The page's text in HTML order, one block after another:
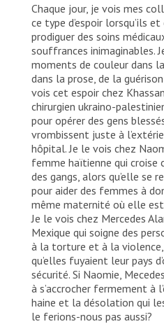
Chaque jour, je vois mes
ce type d’espoir lorsqu’ils
prodiguer des soins
souffrances inimaginables.
moments de couleur dans
dans la prose, de la
vois cet espoir chez
chirurgien ukraino-
pour opérer des gens
vrombissent juste à
hôpital. Je le vois chez
femme haïtienne qui croise
des gangs, alors qu’elle se
pour aider des femmes à
même maternité où elle est
Je le vois chez Mercedes
Mexique qui soigne des
à la torture et à la
qu’elles fuyaient leur pays
sécurité. Si Naomie,
à s’accrocher fermement à
haine et la désolation qui
le ferions-nous pas aussi?